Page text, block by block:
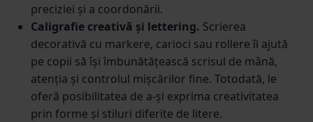
preciziei și a coordonării.
Caligrafie creativă și lettering. Scrierea
decorativă cu markere, carioci sau rollere îi ajută
pe copii să își îmbunătățească scrisul de mână,
atenția și controlul mișcărilor fine. Totodată, le
oferă posibilitatea de a-și exprima creativitatea
prin forme și stiluri diferite de litere.